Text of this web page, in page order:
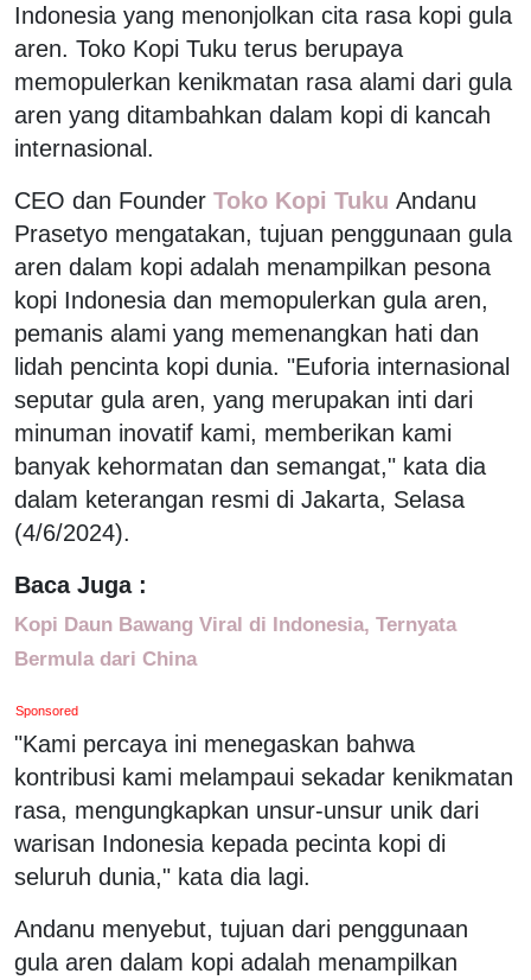
Indonesia yang menonjolkan cita rasa kopi gula
aren. Toko Kopi Tuku terus berupaya
memopulerkan kenikmatan rasa alami dari gula
aren yang ditambahkan dalam kopi di kancah
internasional.
CEO dan Founder Toko Kopi Tuku Andanu
Prasetyo mengatakan, tujuan penggunaan gula
aren dalam kopi adalah menampilkan pesona
kopi Indonesia dan memopulerkan gula aren,
pemanis alami yang memenangkan hati dan
lidah pencinta kopi dunia. "Euforia internasional
seputar gula aren, yang merupakan inti dari
minuman inovatif kami, memberikan kami
banyak kehormatan dan semangat," kata dia
dalam keterangan resmi di Jakarta, Selasa
(4/6/2024).
Baca Juga :
Kopi Daun Bawang Viral di Indonesia, Ternyata
Bermula dari China
Sponsored
"Kami percaya ini menegaskan bahwa
kontribusi kami melampaui sekadar kenikmatan
rasa, mengungkapkan unsur-unsur unik dari
warisan Indonesia kepada pecinta kopi di
seluruh dunia," kata dia lagi.
Andanu menyebut, tujuan dari penggunaan
gula aren dalam kopi adalah menampilkan